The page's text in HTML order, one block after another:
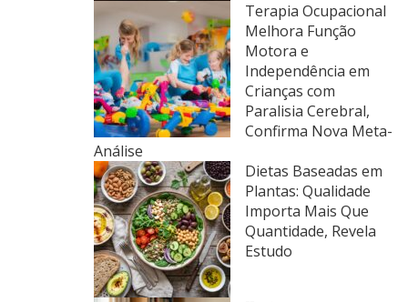
Terapia Ocupacional
Melhora Função
Motora e
Independência em
Crianças com
Paralisia Cerebral,
Confirma Nova Meta-
Análise
Dietas Baseadas em
Plantas: Qualidade
Importa Mais Que
Quantidade, Revela
Estudo